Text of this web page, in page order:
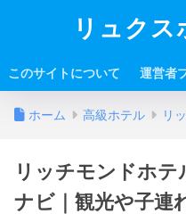
リュク
このサイトについて 運営者
ホーム 高級ホテル リ
リッチモンドホテ
ナビ｜観光や子連